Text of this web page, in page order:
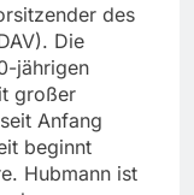
des
Die
jährigen
großer
Anfang
beginnt
Hubmann ist